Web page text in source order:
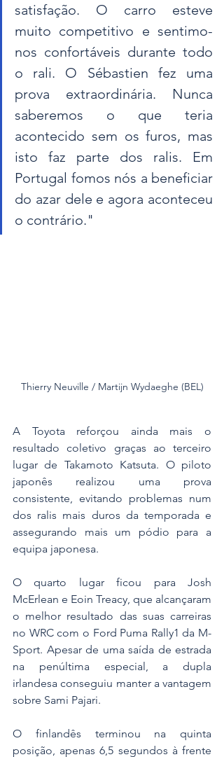
satisfação. O carro esteve
muito competitivo e sentimo-
nos confortáveis durante todo
o rali. O Sébastien fez uma
prova extraordinária. Nunca
saberemos o que teria
acontecido sem os furos, mas
isto faz parte dos ralis. Em
Portugal fomos nós a beneficiar
do azar dele e agora aconteceu
o contrário."
Thierry Neuville / Martijn Wydaeghe (BEL)
A Toyota reforçou ainda mais o
resultado coletivo graças ao terceiro
lugar de Takamoto Katsuta. O piloto
japonês realizou uma prova
consistente, evitando problemas num
dos ralis mais duros da temporada e
assegurando mais um pódio para a
equipa japonesa.
O quarto lugar ficou para Josh
McErlean e Eoin Treacy, que alcançaram
o melhor resultado das suas carreiras
no WRC com o Ford Puma Rally1 da M-
Sport. Apesar de uma saída de estrada
na penúltima especial, a dupla
irlandesa conseguiu manter a vantagem
sobre Sami Pajari.
O finlandês terminou na quinta
posição, apenas 6,5 segundos à frente